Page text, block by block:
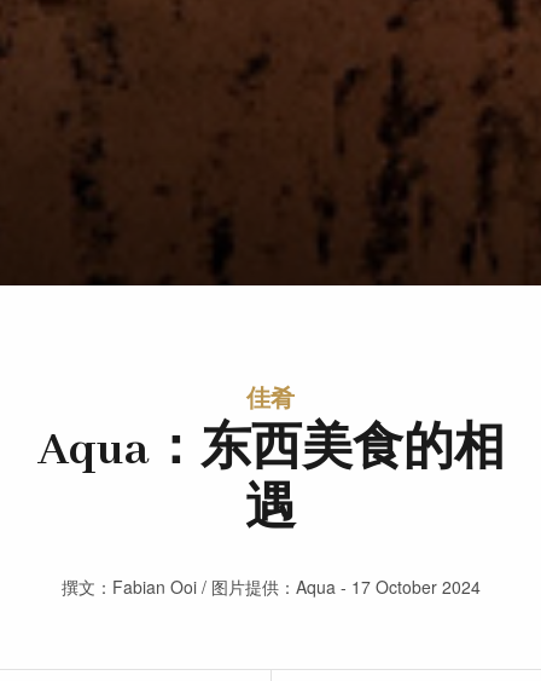
佳肴
Aqua：东西美食的相
遇
撰文：Fabian Ooi / 图片提供：Aqua - 17 October 2024